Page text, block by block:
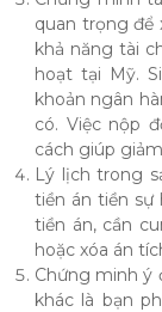
quan trọng để
khả năng tài
hoạt tại Mỹ.
khoản ngân
có. Việc nộp
cách giúp
Lý lịch trong
tiền án tiền sự
tiền án, cần
hoặc xóa án
Chứng minh ý
khác là bạn